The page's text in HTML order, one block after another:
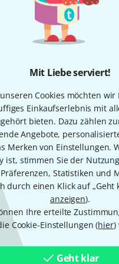
Mit Liebe serviert!
Cookies möchten wir
Einkaufserlebnis mit
bieten. Dazu zählen
Angebote,
Merken von Einstellungen.
ist, stimmen Sie der
Statistiken und
durch einen Klick auf „Geht
anzeigen).
Ihre erteilte
Cookie-Einstellungen (hier)
Geht klar
und nicht wie auf der
größte Manko, ich wollt
benutzten. Leider
1
pio 31.08.2010
nicht sauber verarbeitet.
recht praktisch. Leider wird
die Beschichtung
zu sehen ist. Unterm Strich
die original Mikrophone
angemessen.